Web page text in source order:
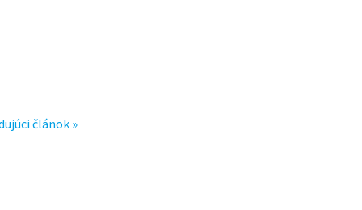
článok »